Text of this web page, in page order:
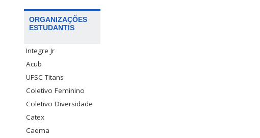
ORGANIZAÇÕES
ESTUDANTIS
Integre Jr
Acub
UFSC Titans
Coletivo Feminino
Coletivo Diversidade
Catex
Caema